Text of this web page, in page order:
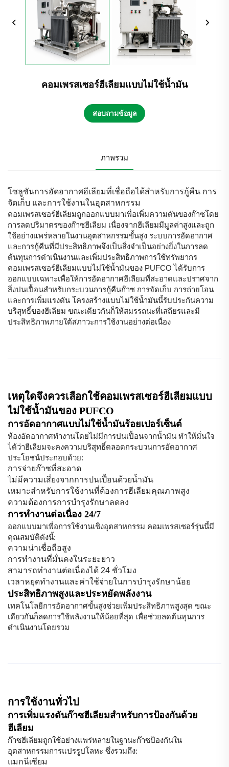
คอมเพรสเซอร์ฮีเลียมแบบไม่ใช้น้ำมัน
สอบถามข้อมูล
ภาพรวม
โซลูชันการอัดอากาศฮีเลียมที่เชื่อถือได้สำหรับการกู้คืน การ
จัดเก็บ และการใช้งานในอุตสาหกรรม
คอมเพรสเซอร์ฮีเลียมถูกออกแบบมาเพื่อเพิ่มความดันของก๊าซโดย
การลดปริมาตรของก๊าซฮีเลียม เนื่องจากฮีเลียมมีมูลค่าสูงและถูก
ใช้อย่างแพร่หลายในงานอุตสาหกรรมขั้นสูง ระบบการอัดอากาศ
และการกู้คืนที่มีประสิทธิภาพจึงเป็นสิ่งจำเป็นอย่างยิ่งในการลด
ต้นทุนการดำเนินงานและเพิ่มประสิทธิภาพการใช้ทรัพยากร
คอมเพรสเซอร์ฮีเลียมแบบไม่ใช้น้ำมันของ PUFCO ได้รับการ
ออกแบบเฉพาะเพื่อให้การอัดอากาศฮีเลียมที่สะอาดและปราศจาก
สิ่งปนเปื้อนสำหรับกระบวนการกู้คืนก๊าซ การจัดเก็บ การถ่ายโอน
และการเพิ่มแรงดัน โครงสร้างแบบไม่ใช้น้ำมันนี้รับประกันความ
บริสุทธิ์ของฮีเลียม ขณะเดียวกันก็ให้สมรรถนะที่เสถียรและมี
ประสิทธิภาพภายใต้สภาวะการใช้งานอย่างต่อเนื่อง
เหตุใดจึงควรเลือกใช้คอมเพรสเซอร์ฮีเลียมแบบ
ไม่ใช้น้ำมันของ PUFCO
การอัดอากาศแบบไม่ใช้น้ำมันร้อยเปอร์เซ็นต์
ห้องอัดอากาศทำงานโดยไม่มีการปนเปื้อนจากน้ำมัน ทำให้มั่นใจ
ได้ว่าฮีเลียมจะคงความบริสุทธิ์ตลอดกระบวนการอัดอากาศ
ประโยชน์ประกอบด้วย:
การจ่ายก๊าซที่สะอาด
ไม่มีความเสี่ยงจากการปนเปื้อนด้วยน้ำมัน
เหมาะสำหรับการใช้งานที่ต้องการฮีเลียมคุณภาพสูง
ความต้องการการบำรุงรักษาลดลง
การทำงานต่อเนื่อง 24/7
ออกแบบมาเพื่อการใช้งานเชิงอุตสาหกรรม คอมเพรสเซอร์รุ่นนี้มี
คุณสมบัติดังนี้:
ความน่าเชื่อถือสูง
การทำงานที่มั่นคงในระยะยาว
สามารถทำงานต่อเนื่องได้ 24 ชั่วโมง
เวลาหยุดทำงานและค่าใช้จ่ายในการบำรุงรักษาน้อย
ประสิทธิภาพสูงและประหยัดพลังงาน
เทคโนโลยีการอัดอากาศขั้นสูงช่วยเพิ่มประสิทธิภาพสูงสุด ขณะ
เดียวกันก็ลดการใช้พลังงานให้น้อยที่สุด เพื่อช่วยลดต้นทุนการ
ดำเนินงานโดยรวม
การใช้งานทั่วไป
การเพิ่มแรงดันก๊าซฮีเลียมสำหรับการป้องกันด้วย
ฮีเลียม
ก๊าซฮีเลียมถูกใช้อย่างแพร่หลายในฐานะก๊าซป้องกันใน
อุตสาหกรรมการแปรรูปโลหะ ซึ่งรวมถึง:
แมกนีเซียม